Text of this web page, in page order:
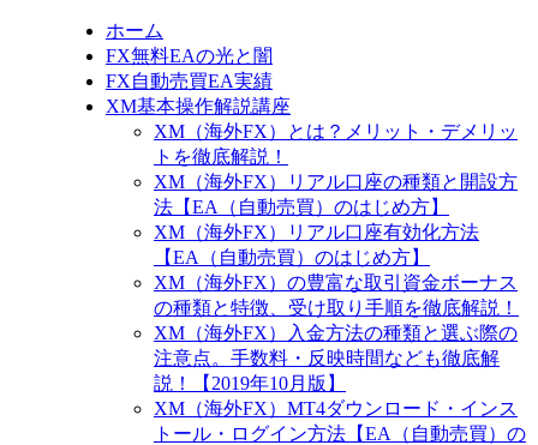
ホーム
FX無料EAの光と闇
FX自動売買EA実績
XM基本操作解説講座
XM（海外FX）とは？メリット・デメリッ
トを徹底解説！
XM（海外FX）リアル口座の種類と開設方
法【EA（自動売買）のはじめ方】
XM（海外FX）リアル口座有効化方法
【EA（自動売買）のはじめ方】
XM（海外FX）の豊富な取引資金ボーナス
の種類と特徴、受け取り手順を徹底解説！
XM（海外FX）入金方法の種類と選ぶ際の
注意点。手数料・反映時間なども徹底解
説！【2019年10月版】
XM（海外FX）MT4ダウンロード・インス
トール・ログイン方法【EA（自動売買）の